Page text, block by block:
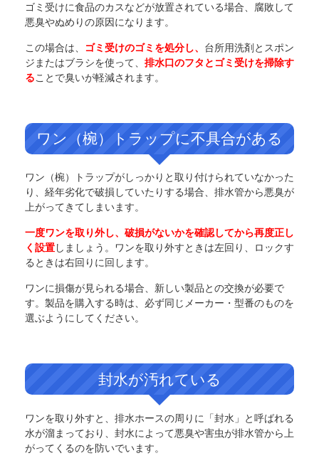
ゴミ受けに食品のカスなどが放置されている場合、腐敗して
悪臭やぬめりの原因になります。
この場合は、 ゴミ受けのゴミを処分し、 台所用洗剤とスポン
ジまたはブラシを使って、 排水口のフタとゴミ受けを掃除す
ることで臭いが軽減されます。
ワン（椀）トラップに不具合がある
ワン（椀）トラップがしっかりと取り付けられていなかった
り、経年劣化で破損していたりする場合、排水管から悪臭が
上がってきてしまいます。
一度ワンを取り外し、破損がないかを確認してから再度正し
く設置しましょう。ワンを取り外すときは左回り、ロックす
るときは右回りに回します。
ワンに損傷が見られる場合、新しい製品との交換が必要で
す。製品を購入する時は、必ず同じメーカー・型番のものを
選ぶようにしてください。
封水が汚れている
ワンを取り外すと、排水ホースの周りに「封水」と呼ばれる
水が溜まっており、封水によって悪臭や害虫が排水管から上
がってくるのを防いでいます。